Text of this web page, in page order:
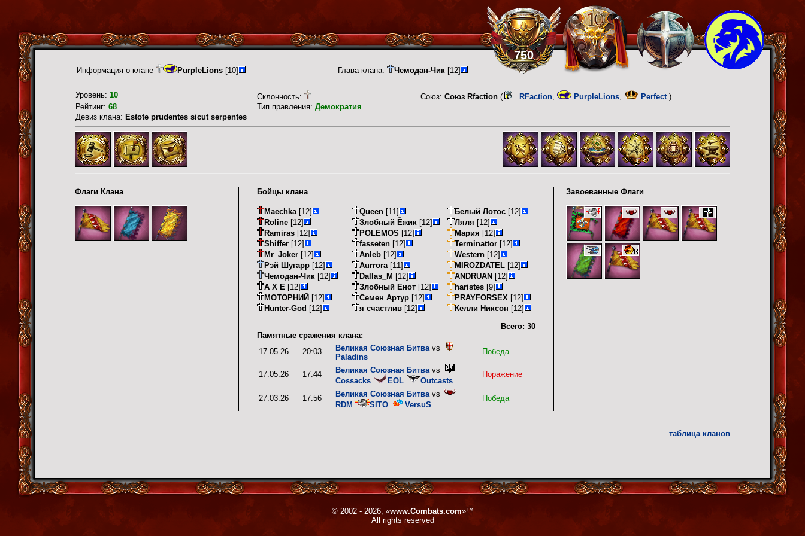
750
Информация о клане PurpleLions [10] Глава клана: Чемодан-Чик [12]
Уровень: 10 Склонность: Союз: Союз Rfaction ( RFaction, PurpleLions, Perfect)
Рейтинг: 68 Тип правления: Демократия
Девиз клана: Estote prudentes sicut serpentes
Флаги Клана Бойцы клана
Maechka [12]
Roline [12]
Ramiras [12]
Shiffer [12]
Mr_Joker [12]
Рэй Шугарр [12]
Чемодан-Чик [12]
A X E [12]
МОТОРНИЙ [12]
Hunter-God [12]
Queen [11]
Злобный Ёжик [12]
POLEMOS [12]
fasseten [12]
Anleb [12]
Aurrora [11]
Dallas_M [12]
Злобный Енот [12]
Семен Артур [12]
я счастлив [12]
Белый Лотос [12]
Ляля [12]
Мария [12]
Terminattor [12]
Western [12]
MIROZDATEL [12]
ANDRUAN [12]
haristes [9]
PRAYFORSEX [12]
Келли Никсон [12]
Всего: 30
Памятные сражения клана:
17.05.26
20:03 Великая Союзная Битва vs
Paladins
Победа
17.05.26 17:44 Великая Союзная Битва vs
Cossacks
EOL Outcasts
Поражение
27.03.26 17:56 Великая Союзная Битва vs
RDM
SITO VersuS
Победа
Завоеванные Флаги
таблица кланов
© 2002 - 2026, «www.Combats.com»™
All rights reserved